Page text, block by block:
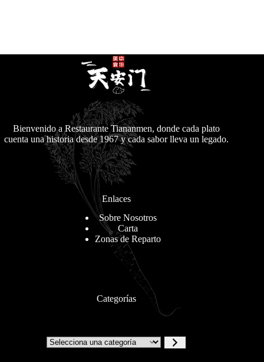
Bienvenido a Restaurante Tiananmen, donde cada plato
cuenta una historia desde 1967 y cada sabor lleva un legado.
Enlaces
Sobre Nosotros
Carta
Zonas de Reparto
Categorías